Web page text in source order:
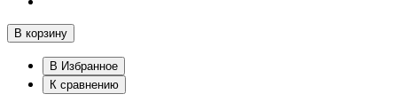
В корзину
В Избранное
К сравнению